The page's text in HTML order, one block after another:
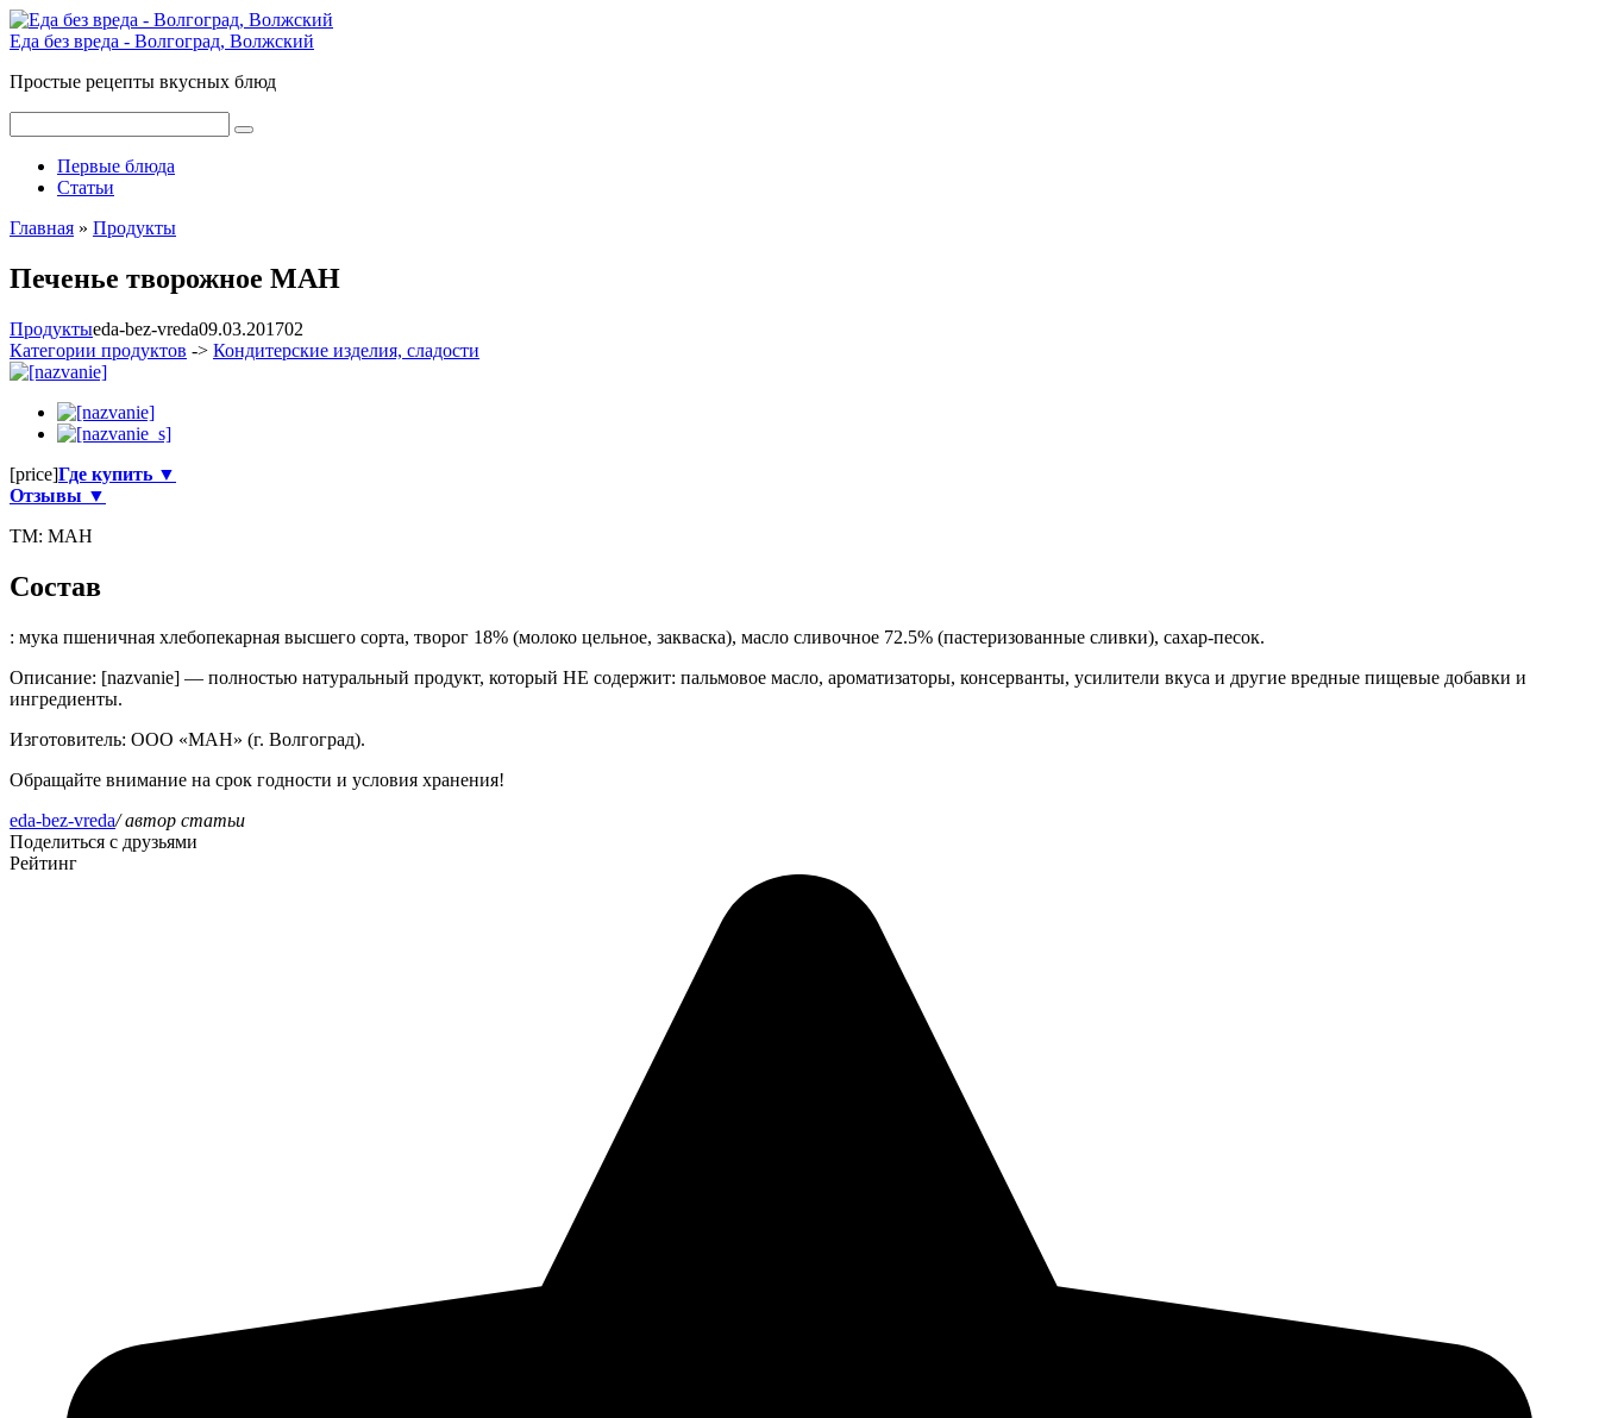
Перейти
к
Еда без вреда - Волгоград, Волжский
Простые рецепты вкусных блюд
Первые блюда
Статьи
Главная » Продукты
Печенье творожное МАН
Продуктыeda-bez-vreda09.03.201702
Категории продуктов -> Кондитерские изделия, сладости
[price]Где купить ▼
Отзывы ▼
ТМ: МАН
Состав
: мука пшеничная хлебопекарная высшего сорта, творог 18% (молоко цельное, закваска), масло сливочное 72.5% (пастеризованные сливки), сахар-песок.
Описание: [nazvanie] — полностью натуральный продукт, который НЕ содержит: пальмовое масло, ароматизаторы, консерванты, усилители вкуса и другие вредные пищевые добавки и
ингредиенты.
Изготовитель: ООО «МАН» (г. Волгоград).
Обращайте внимание на срок годности и условия хранения!
eda-bez-vreda/ автор статьи
Поделиться с друзьями
Рейтинг